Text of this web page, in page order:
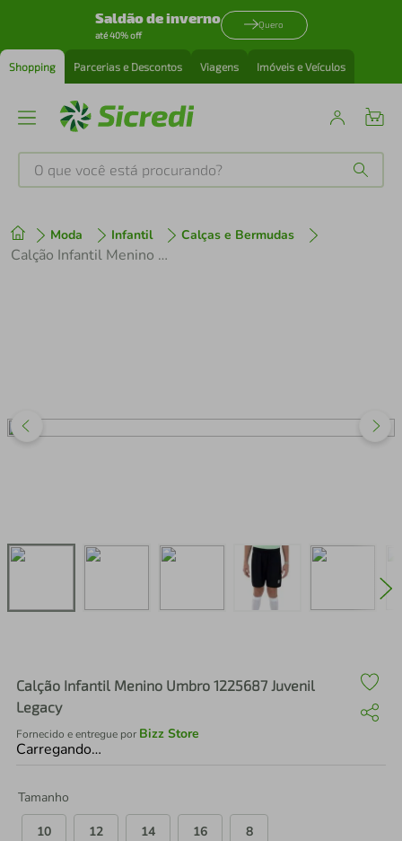
Saldão de inverno
até 40% off
Quero
Shopping Parcerias e Descontos Viagens Imóveis e Veículos
O que você está procurando?
Moda Infantil Calças e Bermudas
Calção Infantil Menino Umbro 1225687 Juvenil Legacy
Calção Infantil Menino Umbro 1225687 Juvenil
Legacy
Fornecido e entregue por Bizz Store
Carregando…
Tamanho
10
12 14 16 8
1º tenis